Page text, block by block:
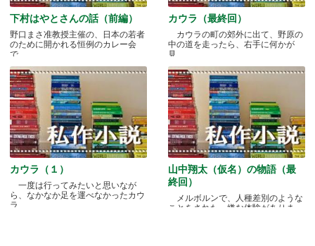
下村はやとさんの話（前編）
野口まさ准教授主催の、日本の若者
のために開かれる恒例のカレー会
で.....
カウラ（最終回）
カウラの町の郊外に出て、野原の
中の道を走ったら、右手に何かが
見.....
カウラ（１）
一度は行ってみたいと思いなが
ら、なかなか足を運べなかったカウ
ラ.....
山中翔太（仮名）の物語（最
終回）
メルボルンで、人種差別のような
ことをされた、嫌な体験がありま